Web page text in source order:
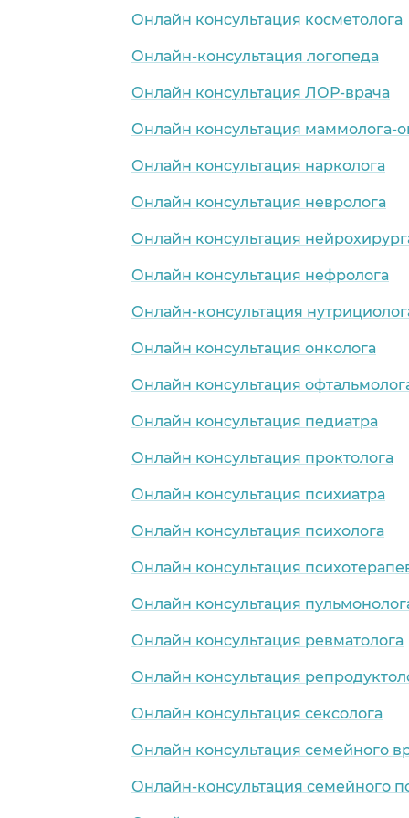
Онлайн консультация косметолога
Онлайн-консультация логопеда
Онлайн консультация ЛОР-врача
Онлайн консультация маммолога-
Онлайн консультация нарколога
Онлайн консультация невролога
Онлайн консультация
Онлайн консультация нефролога
Онлайн-консультация
Онлайн консультация онколога
Онлайн консультация
Онлайн консультация педиатра
Онлайн консультация проктолога
Онлайн консультация психиатра
Онлайн консультация психолога
Онлайн консультация
Онлайн консультация
Онлайн консультация ревматолога
Онлайн консультация
Онлайн консультация сексолога
Онлайн консультация семейного
Онлайн-консультация семейного